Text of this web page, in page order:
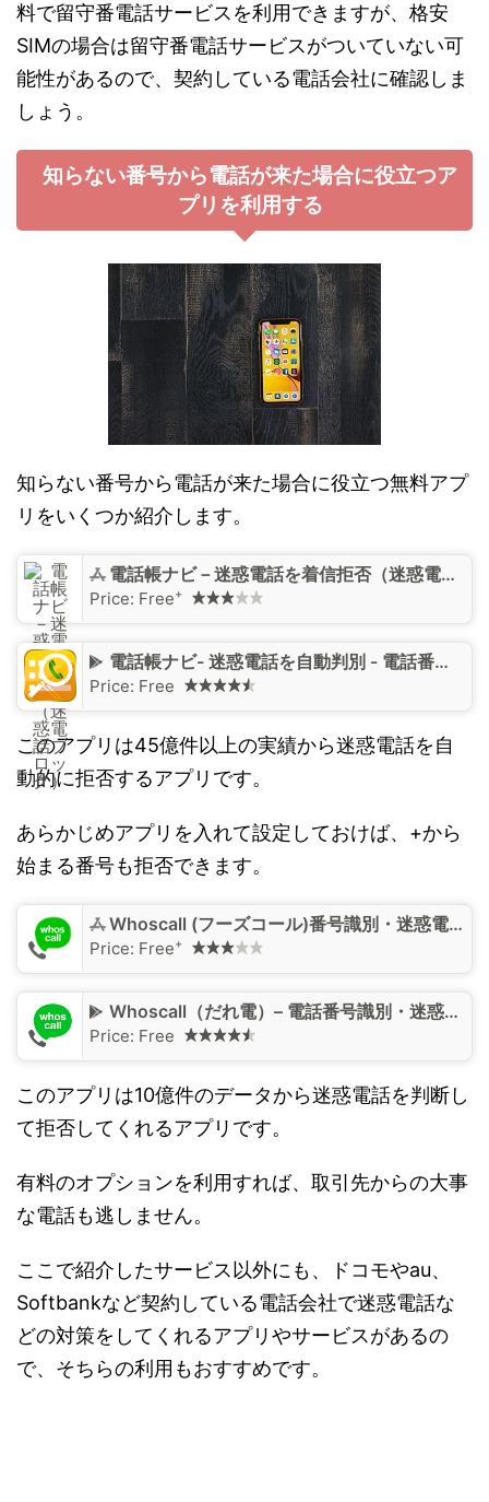
料で留守番電話サービスを利用できますが、格安
SIMの場合は留守番電話サービスがついていない可
能性があるので、契約している電話会社に確認しま
しょう。
知らない番号から電話が来た場合に役立つア
プリを利用する
知らない番号から電話が来た場合に役立つ無料アプ
リをいくつか紹介します。
‎電話帳ナビ－迷惑電話を着信拒否（迷惑電話ブロック）
Price: Free+
電話帳ナビ- 迷惑電話を自動判別 - 電話番号検索と着信拒否で電話のセキュリティを強化
Price: Free
このアプリは45億件以上の実績から迷惑電話を自
動的に拒否するアプリです。
あらかじめアプリを入れて設定しておけば、+から
始まる番号も拒否できます。
‎Whoscall (フーズコール)番号識別・迷惑電話ブロック
Price: Free+
Whoscall（だれ電）– 電話番号識別・迷惑電話ブロックアプリ
Price: Free
このアプリは10億件のデータから迷惑電話を判断し
て拒否してくれるアプリです。
有料のオプションを利用すれば、取引先からの大事
な電話も逃しません。
ここで紹介したサービス以外にも、ドコモやau、
Softbankなど契約している電話会社で迷惑電話な
どの対策をしてくれるアプリやサービスがあるの
で、そちらの利用もおすすめです。